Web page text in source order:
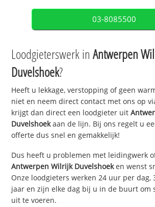
03-8085500
Loodgieterswerk inAntwerpen
Duvelshoek?
Heeft u lekkage, verstopping of geen
niet en neem direct contact met ons op
krijgt dan direct een loodgieter uit
Duvelshoekaan de lijn. Bij ons regelt u
offerte dus snel en gemakkelijk!
Dus heeft u problemen met leidingwerk
Antwerpen Wilrijk Duvelshoeken wenst
Onze loodgieters werken 24 uur per dag,
jaar en zijn elke dag bij u in de buurt om
uit te voeren.